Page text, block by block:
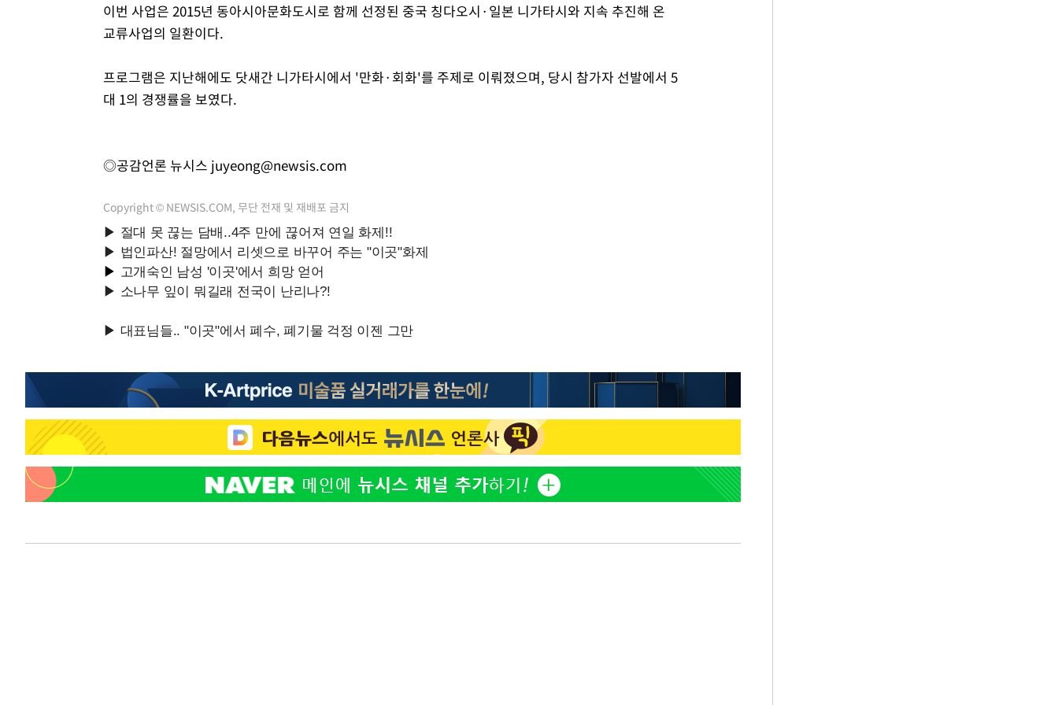
이번 사업은 2015년 동아시아문화도시로 함께 선정된 중국 칭다오시·일본 니가타시와 지속 추진해 온
교류사업의 일환이다.
프로그램은 지난해에도 닷새간 니가타시에서 '만화·회화'를 주제로 이뤄졌으며, 당시 참가자 선발에서 5
대 1의 경쟁률을 보였다.
◎공감언론 뉴시스 juyeong@newsis.com
Copyright © NEWSIS.COM, 무단 전재 및 재배포 금지